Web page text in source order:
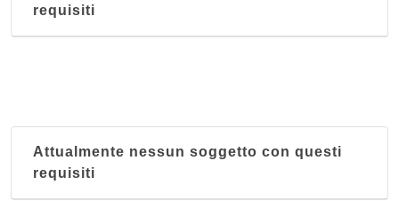
lungolario Piave 17, Lecco
requisiti
Attualmente nessun soggetto con questi
requisiti